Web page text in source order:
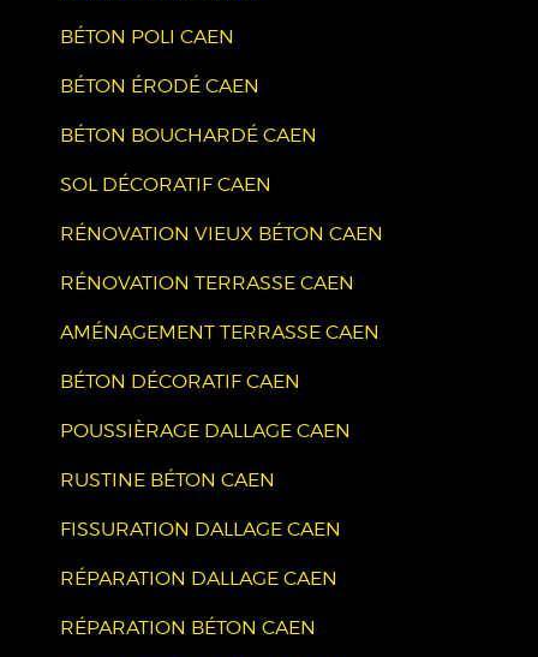
BÉTON POLI CAEN
BÉTON ÉRODÉ CAEN
BÉTON BOUCHARDÉ CAEN
SOL DÉCORATIF CAEN
RÉNOVATION VIEUX BÉTON CAEN
RÉNOVATION TERRASSE CAEN
AMÉNAGEMENT TERRASSE CAEN
BÉTON DÉCORATIF CAEN
POUSSIÈRAGE DALLAGE CAEN
RUSTINE BÉTON CAEN
FISSURATION DALLAGE CAEN
RÉPARATION DALLAGE CAEN
RÉPARATION BÉTON CAEN